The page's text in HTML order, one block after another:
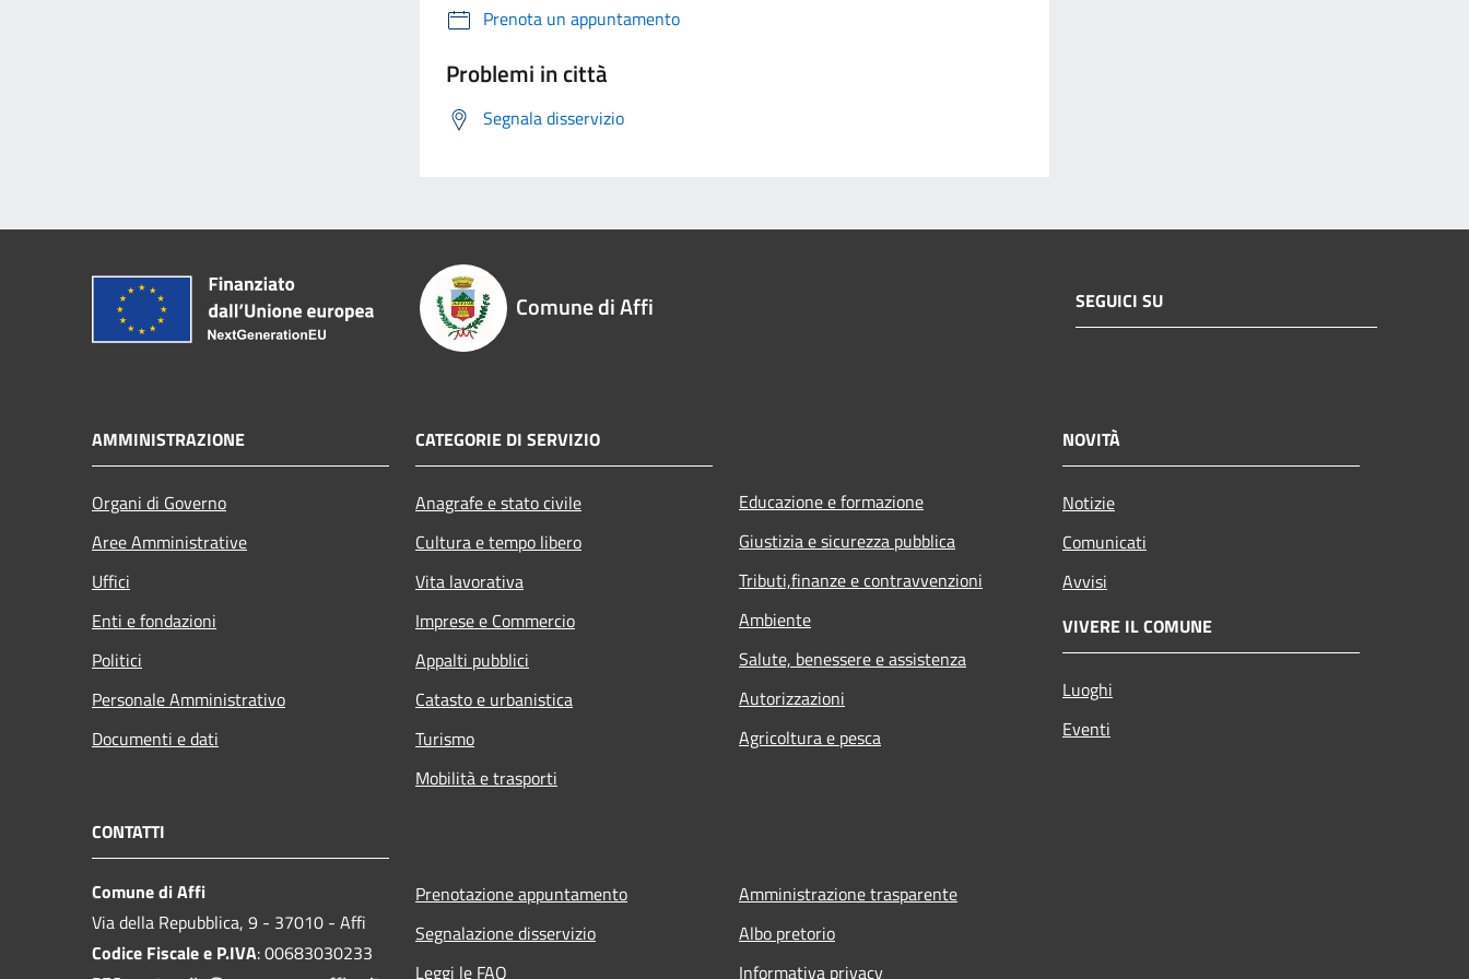
Prenota un appuntamento
Problemi in città
Segnala disservizio
Comune di Affi SEGUICI SU
AMMINISTRAZIONE
Organi di Governo
Aree Amministrative
Uffici
Enti e fondazioni
Politici
Personale Amministrativo
Documenti e dati
CATEGORIE DI SERVIZIO
Anagrafe e stato civile
Cultura e tempo libero
Vita lavorativa
Imprese e Commercio
Appalti pubblici
Catasto e urbanistica
Turismo
Mobilità e trasporti
Educazione e formazione
Giustizia e sicurezza pubblica
Tributi,finanze e contravvenzioni
Ambiente
Salute, benessere e assistenza
Autorizzazioni
Agricoltura e pesca
NOVITÀ
Notizie
Comunicati
Avvisi
VIVERE IL COMUNE
Luoghi
Eventi
CONTATTI
Comune di Affi
Via della Repubblica, 9 - 37010 - Affi
Codice Fiscale e P.IVA: 00683030233
Prenotazione appuntamento
Segnalazione disservizio
Leggi le FAQ
Amministrazione trasparente
Albo pretorio
Informativa privacy